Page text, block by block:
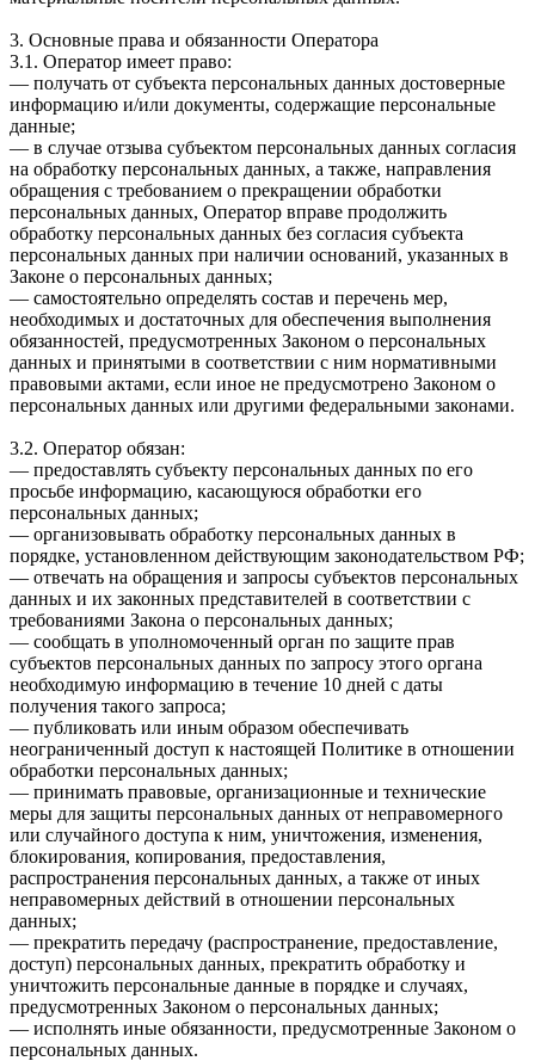
3. Основные права и обязанности Оператора
3.1. Оператор имеет право:
— получать от субъекта персональных данных достоверные
информацию и/или документы, содержащие персональные
данные;
— в случае отзыва субъектом персональных данных согласия
на обработку персональных данных, а также, направления
обращения с требованием о прекращении обработки
персональных данных, Оператор вправе продолжить
обработку персональных данных без согласия субъекта
персональных данных при наличии оснований, указанных в
Законе о персональных данных;
— самостоятельно определять состав и перечень мер,
необходимых и достаточных для обеспечения выполнения
обязанностей, предусмотренных Законом о персональных
данных и принятыми в соответствии с ним нормативными
правовыми актами, если иное не предусмотрено Законом о
персональных данных или другими федеральными законами.
3.2. Оператор обязан:
— предоставлять субъекту персональных данных по его
просьбе информацию, касающуюся обработки его
персональных данных;
— организовывать обработку персональных данных в
порядке, установленном действующим законодательством РФ;
— отвечать на обращения и запросы субъектов персональных
данных и их законных представителей в соответствии с
требованиями Закона о персональных данных;
— сообщать в уполномоченный орган по защите прав
субъектов персональных данных по запросу этого органа
необходимую информацию в течение 10 дней с даты
получения такого запроса;
— публиковать или иным образом обеспечивать
неограниченный доступ к настоящей Политике в отношении
обработки персональных данных;
— принимать правовые, организационные и технические
меры для защиты персональных данных от неправомерного
или случайного доступа к ним, уничтожения, изменения,
блокирования, копирования, предоставления,
распространения персональных данных, а также от иных
неправомерных действий в отношении персональных
данных;
— прекратить передачу (распространение, предоставление,
доступ) персональных данных, прекратить обработку и
уничтожить персональные данные в порядке и случаях,
предусмотренных Законом о персональных данных;
— исполнять иные обязанности, предусмотренные Законом о
персональных данных.